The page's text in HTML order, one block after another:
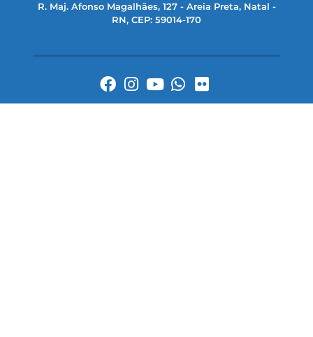
R. Maj. Afonso Magalhães, 127 - Areia Preta, Natal -
RN, CEP: 59014-170